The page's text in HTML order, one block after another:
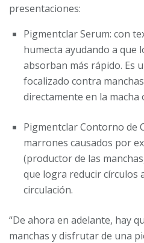
presentaciones:
Pigmentclar Serum: con
humecta ayudando a que
absorban más rápido. Es
focalizado contra
directamente en la
Pigmentclar Contorno de
marrones causados por
(productor de las
que logra reducir círculos
circulación.
“De ahora en adelante, hay
manchas y disfrutar de una